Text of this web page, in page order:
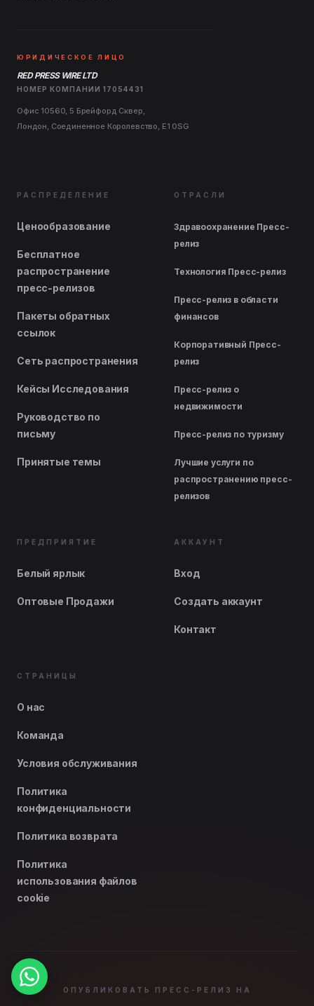
ЮРИДИЧЕСКОЕ ЛИЦО
RED PRESS WIRE LTD
НОМЕР КОМПАНИИ 17054431
Офис 10560, 5 Брейфорд Сквер,
Лондон, Соединенное Королевство, E1 0SG
РАСПРЕДЕЛЕНИЕ
Ценообразование
Бесплатное
распространение
пресс-релизов
Пакеты обратных
ссылок
Сеть распространения
Кейсы Исследования
Руководство по
письму
Принятые темы
ОТРАСЛИ
Здравоохранение Пресс-
релиз
Технология Пресс-релиз
Пресс-релиз в области
финансов
Корпоративный Пресс-
релиз
Пресс-релиз о
недвижимости
Пресс-релиз по туризму
Лучшие услуги по
распространению пресс-
релизов
ПРЕДПРИЯТИЕ
Белый ярлык
Оптовые Продажи
АККАУНТ
Вход
Создать аккаунт
Контакт
СТРАНИЦЫ
О нас
Команда
Условия обслуживания
Политика
конфиденциальности
Политика возврата
Политика
использования файлов
cookie
ОПУБЛИКОВАТЬ ПРЕСС-РЕЛИЗ НА